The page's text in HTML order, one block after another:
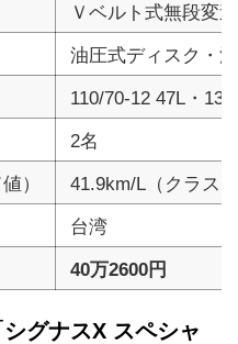
Ｖベルト式無段変
油圧式ディスク・
110/70-12 47L・
2名
）
41.9km/L（クラス1
台湾
40万2600円
シグナスX スペシャ